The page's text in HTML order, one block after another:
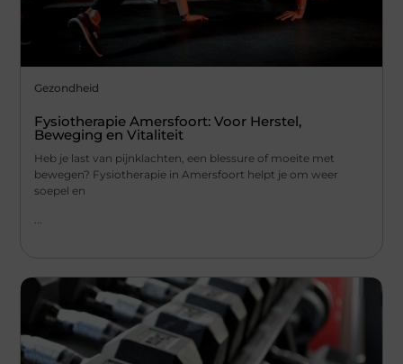
Gezondheid
Fysiotherapie Amersfoort: Voor Herstel,
Beweging en Vitaliteit
Heb je last van pijnklachten, een blessure of moeite met
bewegen? Fysiotherapie in Amersfoort helpt je om weer
soepel en